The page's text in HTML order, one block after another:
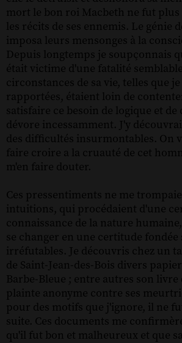
mort le bon roi Macbeth ne fut plus
les récits de ses ennemis. Le génie
imposa leurs mensonges à la
Depuis longtemps je soupçonnais
était victime d'une fatalité
circonstances de sa vie, telles que
rapportées, étaient loin de
satisfaire ce besoin de logique et
dévore incessamment. J'y
des difficultés insurmontables. On
faire croire a la cruauté de cet
m'en faire douter.
Ces pressentiments ne me
intuitions, qui procédaient d'une
connaissance de la nature
se changer en une certitude fondée
irréfutables. Je découvris chez un
de Saint-Jean-des-Bois divers
Barbe-Bleue ; entre autres son livre
plainte anonyme contre ses
pour des motifs que j'ignore, il ne
suite. Ces documents me
qu'il fut bon et malheureux et que